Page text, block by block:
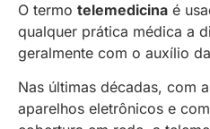
O termo telemedicina é
qualquer prática médica a
geralmente com o auxílio
Nas últimas décadas, com
aparelhos eletrônicos e